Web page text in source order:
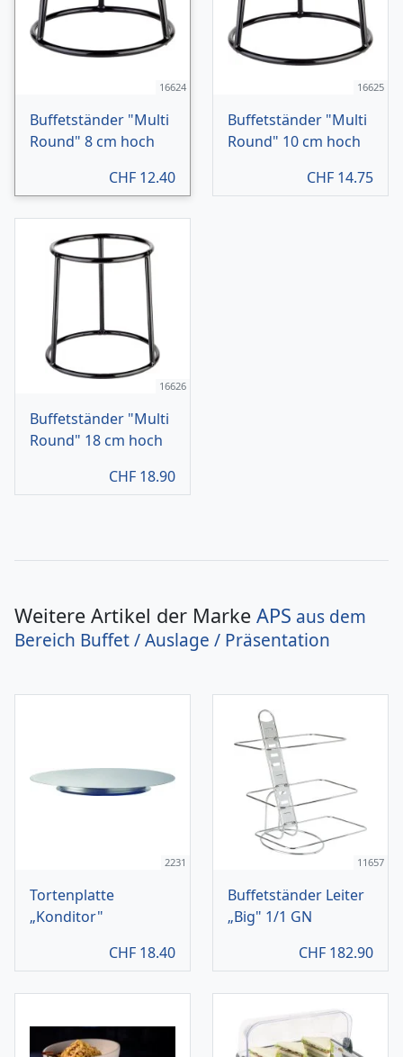
16624
Buffetständer "Multi
Round" 8 cm hoch
CHF 12.40
16625
Buffetständer "Multi
Round" 10 cm hoch
CHF 14.75
16626
Buffetständer "Multi
Round" 18 cm hoch
CHF 18.90
Weitere Artikel der Marke APS aus dem
Bereich Buffet / Auslage / Präsentation
2231
Tortenplatte
„Konditor"
CHF 18.40
11657
Buffetständer Leiter
„Big" 1/1 GN
CHF 182.90